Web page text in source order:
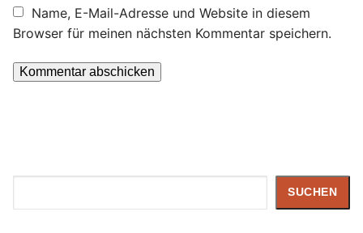
Name, E-Mail-Adresse und Website in diesem
Browser für meinen nächsten Kommentar speichern.
SUCHEN